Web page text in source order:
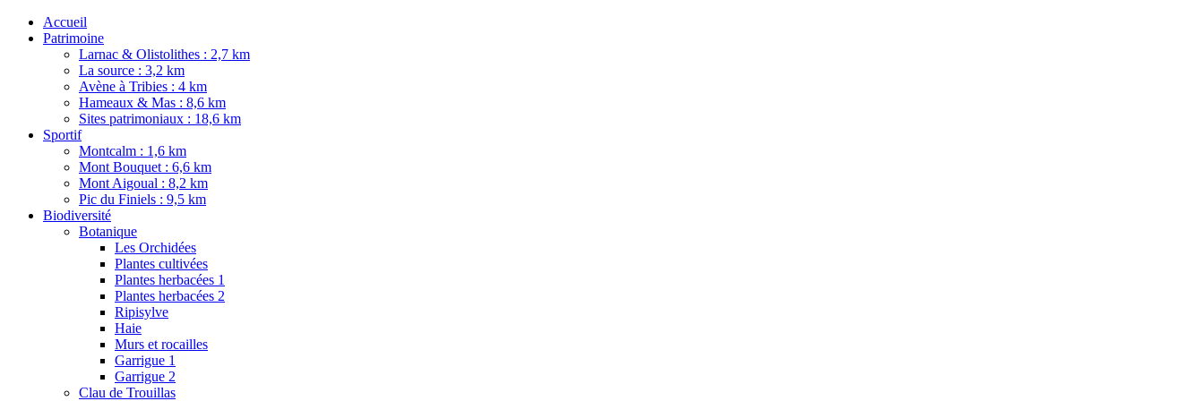
Accueil
Patrimoine
Larnac & Olistolithes : 2,7 km
La source : 3,2 km
Avène à Tribies : 4 km
Hameaux & Mas : 8,6 km
Sites patrimoniaux : 18,6 km
Sportif
Montcalm : 1,6 km
Mont Bouquet : 6,6 km
Mont Aigoual : 8,2 km
Pic du Finiels : 9,5 km
Biodiversité
Botanique
Les Orchidées
Plantes cultivées
Plantes herbacées 1
Plantes herbacées 2
Ripisylve
Haie
Murs et rocailles
Garrigue 1
Garrigue 2
Clau de Trouillas